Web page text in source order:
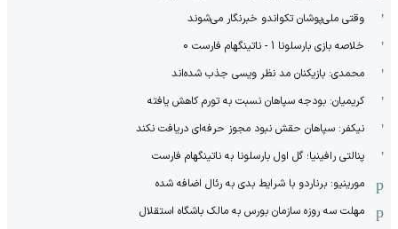
وقتی ملی‌پوشان تکواندو خبرنگار می‌شوند
خلاصه بازی بارسلونا 1 - ناتینگهام فارست 0
محمدی: بازیکنان مد نظر ویسی جذب شده‌اند
کریمیان: بودجه سپاهان نسبت به تورم کاهش یافته
نیکفر: سپاهان حقش نبود مجوز حرفه‌ای دریافت نکند
پنالتی رافینیا؛ گل اول بارسلونا به ناتینگهام فارست
مورینیو: برناردو با شرایط بدی به رئال اضافه شده
مهلت سه روزه سازمان بورس به مالک باشگاه استقلال